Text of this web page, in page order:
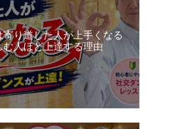
寄り道した人が上手くなる
む人ほど上達する理由